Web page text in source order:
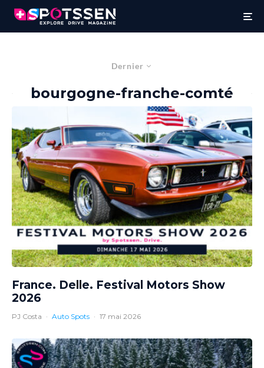
Dernier
bourgogne-franche-comté
France. Delle. Festival Motors Show
2026
PJ Costa · Auto Spots · 17 mai 2026